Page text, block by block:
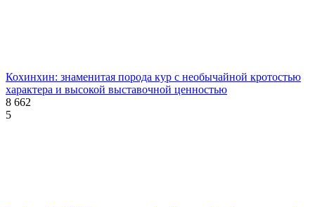
Кохинхин: знаменитая порода кур с необычайной кротостью
характера и высокой выставочной ценностью
8 662
5